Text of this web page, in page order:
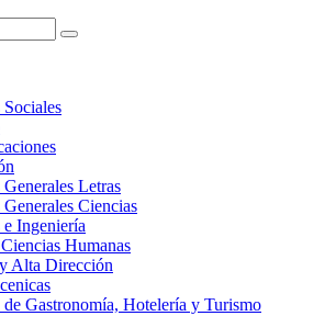
Letras
Ciencias
Ingeniería
Humanas
Alta Dirección
de Gastronomía, Hotelería y Turismo